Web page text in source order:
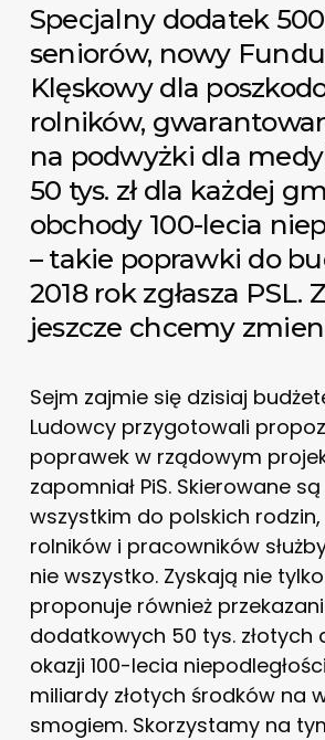
Specjalny dodatek 500
seniorów, nowy
Klęskowy dla
rolników,
na podwyżki dla
50 tys. zł dla każdej
obchody 100-lecia
– takie poprawki do
2018 rok zgłasza PSL.
jeszcze chcemy
Sejm zajmie się dzisiaj
Ludowcy przygotowali
poprawek w rządowym
zapomniał PiS. Skierowane
wszystkim do polskich
rolników i pracowników
nie wszystko. Zyskają nie tylko
proponuje również
dodatkowych 50 tys. złotych
okazji 100-lecia
miliardy złotych środków na
smogiem. Skorzystamy na